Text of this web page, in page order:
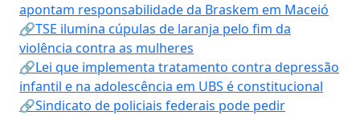
apontam responsabilidade da Braskem em Maceió
🔗TSE ilumina cúpulas de laranja pelo fim da
violência contra as mulheres
🔗Lei que implementa tratamento contra depressão
infantil e na adolescência em UBS é constitucional
🔗Sindicato de policiais federais pode pedir